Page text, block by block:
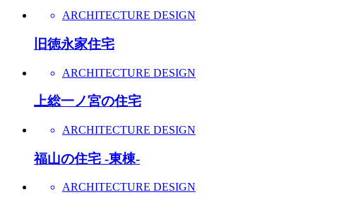
ARCHITECTURE DESIGN
旧徳永家住宅
ARCHITECTURE DESIGN
上総一ノ宮の住宅
ARCHITECTURE DESIGN
福山の住宅 -東棟-
ARCHITECTURE DESIGN